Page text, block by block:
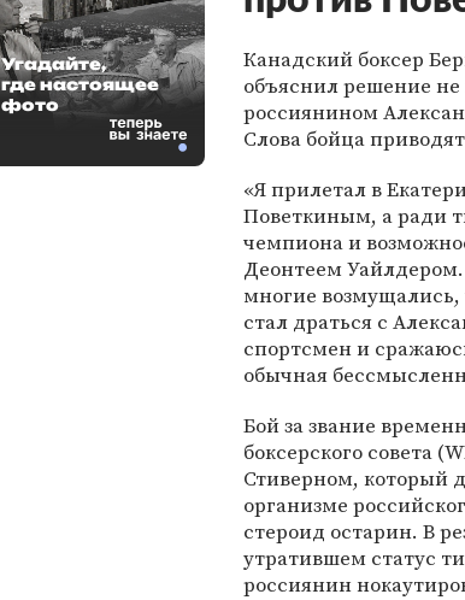
Канадский боксер
объяснил решение
россиянином
Слова бойца
«Я прилетал в
Поветкиным, а ради
чемпиона и
Деонтеем
многие возмущались,
стал драться с
спортсмен и
обычная
Бой за звание
боксерского совета
Стиверном, который
организме
стероид остарин. В
утратившем статус
россиянин
Угадайте,
где настоящее
фото